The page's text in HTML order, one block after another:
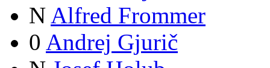
N Alfred Frommer
0 Andrej Gjurič